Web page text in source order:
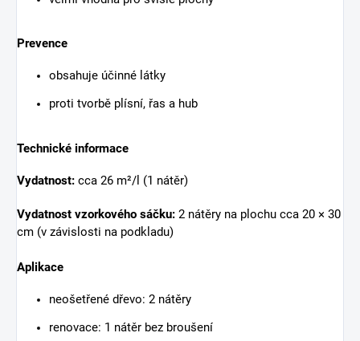
Prevence
obsahuje účinné látky
proti tvorbě plísní, řas a hub
Technické informace
Vydatnost: cca 26 m²/l (1 nátěr)
Vydatnost vzorkového sáčku: 2 nátěry na plochu cca 20 × 30
cm (v závislosti na podkladu)
Aplikace
neošetřené dřevo: 2 nátěry
renovace: 1 nátěr bez broušení